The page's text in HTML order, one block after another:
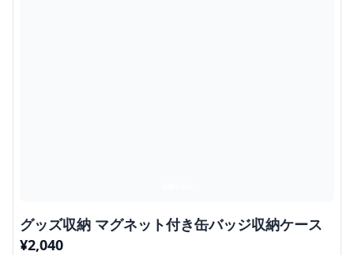
グッズ収納 マグネット付き缶バッジ収納ケース
¥2,040